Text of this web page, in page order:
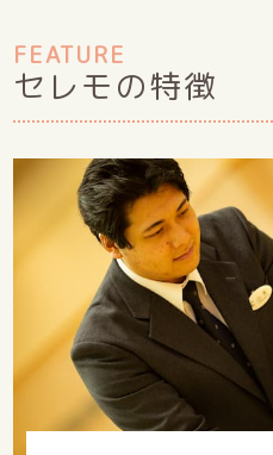
FEATURE
セレモの特徴